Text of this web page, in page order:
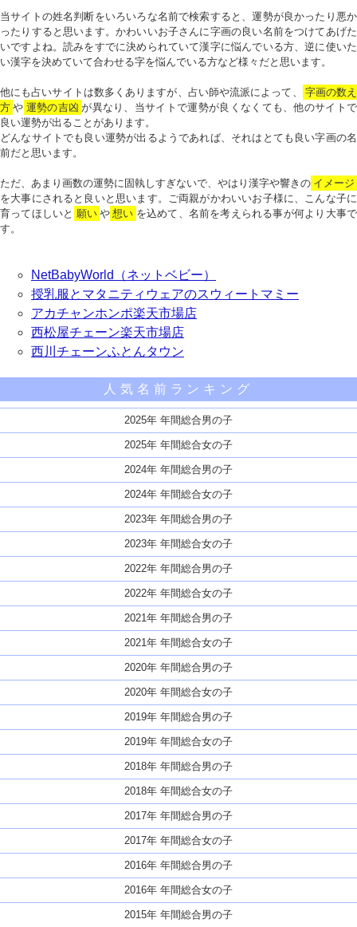
当サイトの姓名判断をいろいろな名前で検索すると、運勢が良かったり悪か
ったりすると思います。かわいいお子さんに字画の良い名前をつけてあげた
いですよね。読みをすでに決められていて漢字に悩んでいる方、逆に使いた
い漢字を決めていて合わせる字を悩んでいる方など様々だと思います。
他にも占いサイトは数多くありますが、占い師や流派によって、
字画の数え
方 や 運勢の吉凶 が異なり、当サイトで運勢が良くなくても、他のサイトで
良い運勢が出ることがあります。
どんなサイトでも良い運勢が出るようであれば、それはとても良い字画の名
前だと思います。
ただ、あまり画数の運勢に固執しすぎないで、やはり漢字や響きの イメージ
を大事にされると良いと思います。ご両親がかわいいお子様に、こんな子に
育ってほしいと 願い や 想い を込めて、名前を考えられる事が何より大事で
す。
NetBabyWorld（ネットベビー）
授乳服とマタニティウェアのスウィートマミー
アカチャンホンポ楽天市場店
西松屋チェーン楽天市場店
西川チェーンふとんタウン
人気名前ランキング
2025年 年間総合男の子
2025年 年間総合女の子
2024年 年間総合男の子
2024年 年間総合女の子
2023年 年間総合男の子
2023年 年間総合女の子
2022年 年間総合男の子
2022年 年間総合女の子
2021年 年間総合男の子
2021年 年間総合女の子
2020年 年間総合男の子
2020年 年間総合女の子
2019年 年間総合男の子
2019年 年間総合女の子
2018年 年間総合男の子
2018年 年間総合女の子
2017年 年間総合男の子
2017年 年間総合女の子
2016年 年間総合男の子
2016年 年間総合女の子
2015年 年間総合男の子